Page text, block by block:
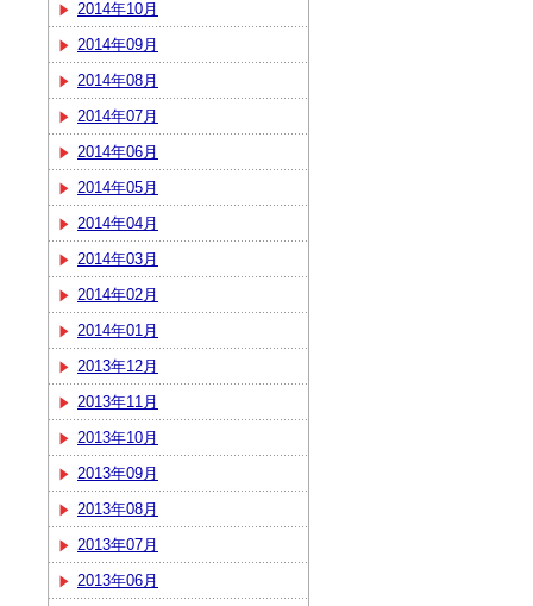
2014年10月
2014年09月
2014年08月
2014年07月
2014年06月
2014年05月
2014年04月
2014年03月
2014年02月
2014年01月
2013年12月
2013年11月
2013年10月
2013年09月
2013年08月
2013年07月
2013年06月